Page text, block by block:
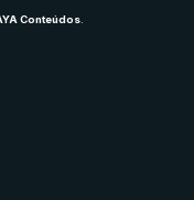
Conteúdos.